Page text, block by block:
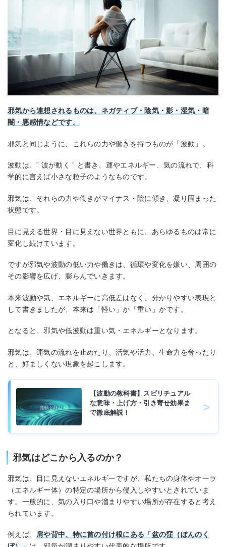
邪気から連想されるものは、ネガティブ・陰気・影・湿気・暗
闇・悪感情などです。
邪気と同じように、これらの力や働きを持つものが「波動」。
波動は、” 波が動く ” と書き、運やエネルギー、気の流れで、科
学的に言えば小さな粒子のようなものです。
邪気は、それらの力や働きがマイナス・陰に傾き、凝り固まった
状態です。
目に見える世界・目に見えない世界ともに、あらゆるものは常に
変化し続けています。
ですが邪気や波動の低い力や働きは、循環や変化を嫌い、周囲の
その影響を広げ、膨らんでいきます。
本来波動や気、エネルギーに高低差はなく、分かりやすい表現と
して書きましたが、本来は「軽い」か「重い」かです。
となると、邪気や低波動は重い気・エネルギーとなります。
邪気は、運気の流れを止めたり、活気や活力、生命力を奪ったり
と、好ましくない現象を起こします。
【波動の教科書】スピリチュアル
な意味・上げ方・引き寄せ効果ま
で徹底解説！
邪気はどこから入るのか？
邪気は、目に見えないエネルギーですが、私たちの身体やオーラ
（エネルギー体）の特定の場所から侵入しやすいとされていま
す。一般的に、気の入り口や溜まりやすい場所が存在すると考え
られています。
例えば、
肩や背中、特に首の付け根にある「盆の窪（ぼんのく